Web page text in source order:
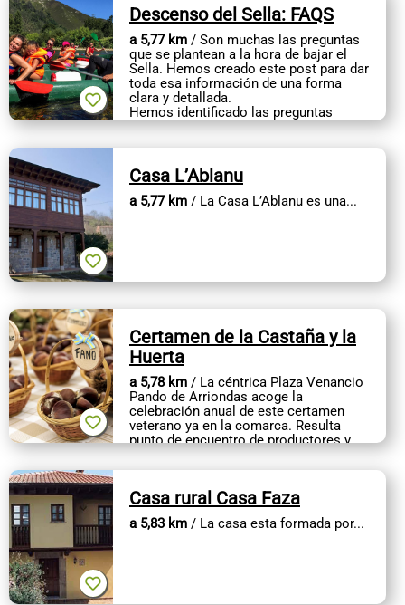
Descenso del Sella: FAQS
a 5,77 km / Son muchas las preguntas
que se plantean a la hora de bajar el
Sella. Hemos creado este post para dar
toda esa información de una forma
clara y detallada.
Hemos identificado las preguntas
más...
Casa L’Ablanu
a 5,77 km / La Casa L’Ablanu es una...
Certamen de la Castaña y la
Huerta
a 5,78 km / La céntrica Plaza Venancio
Pando de Arriondas acoge la
celebración anual de este certamen
veterano ya en la comarca. Resulta
punto de encuentro de productores y
local y...
Casa rural Casa Faza
a 5,83 km / La casa esta formada por...